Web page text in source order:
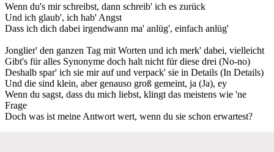
Wenn du's mir schreibst, dann schreib' ich es zurück
Und ich glaub', ich hab' Angst
Dass ich dich dabei irgendwann ma' anlüg', einfach anlüg'
Jonglier' den ganzen Tag mit Worten und ich merk' dabei, vielleicht
Gibt's für alles Synonyme doch halt nicht für diese drei (No-no)
Deshalb spar' ich sie mir auf und verpack' sie in Details (In Details)
Und die sind klein, aber genauso groß gemeint, ja (Ja), ey
Wenn du sagst, dass du mich liebst, klingt das meistens wie 'ne
Frage
Doch was ist meine Antwort wert, wenn du sie schon erwartest?